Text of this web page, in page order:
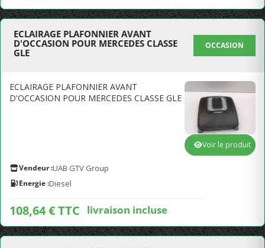
ECLAIRAGE PLAFONNIER AVANT
D'OCCASION POUR MERCEDES CLASSE
GLE
OCCASION
ECLAIRAGE PLAFONNIER AVANT
D'OCCASION POUR MERCEDES CLASSE GLE
Vendeur :UAB GTV Group
Energie :Diesel
108,64 € TTC livraison incluse
Voir le produit